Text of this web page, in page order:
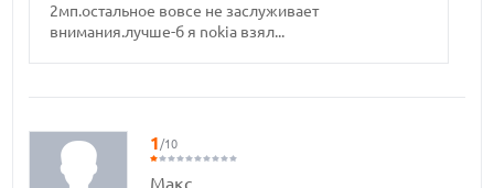
2мп.остальное вовсе не заслуживает
внимания.лучше-б я nokia взял...
1/10
Макс